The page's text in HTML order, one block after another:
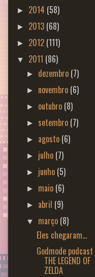
► 2014 (58)
► 2013 (68)
► 2012 (111)
▼ 2011 (86)
► dezembro (7)
► novembro (6)
► outubro (8)
► setembro (7)
► agosto (6)
► julho (7)
► junho (5)
► maio (6)
► abril (9)
▼ março (8)
Eles chegaram...
Godmode
THE LEGEND OF
ZELDA